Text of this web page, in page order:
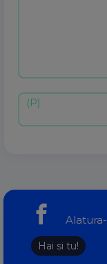
Hai si tu!